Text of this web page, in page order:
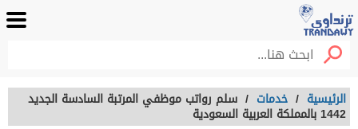
الرئيسية / خدمات / سلم رواتب موظفي المرتبة السادسة الجديد
1442 بالمملكة العربية السعودية